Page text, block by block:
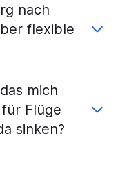
nach
flexible
mich
Flüge
sinken?